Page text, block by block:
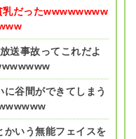
乳だったwwwwwwww
送事故ってこれだよ
に谷間ができてしまう
かいう無能フェイスを